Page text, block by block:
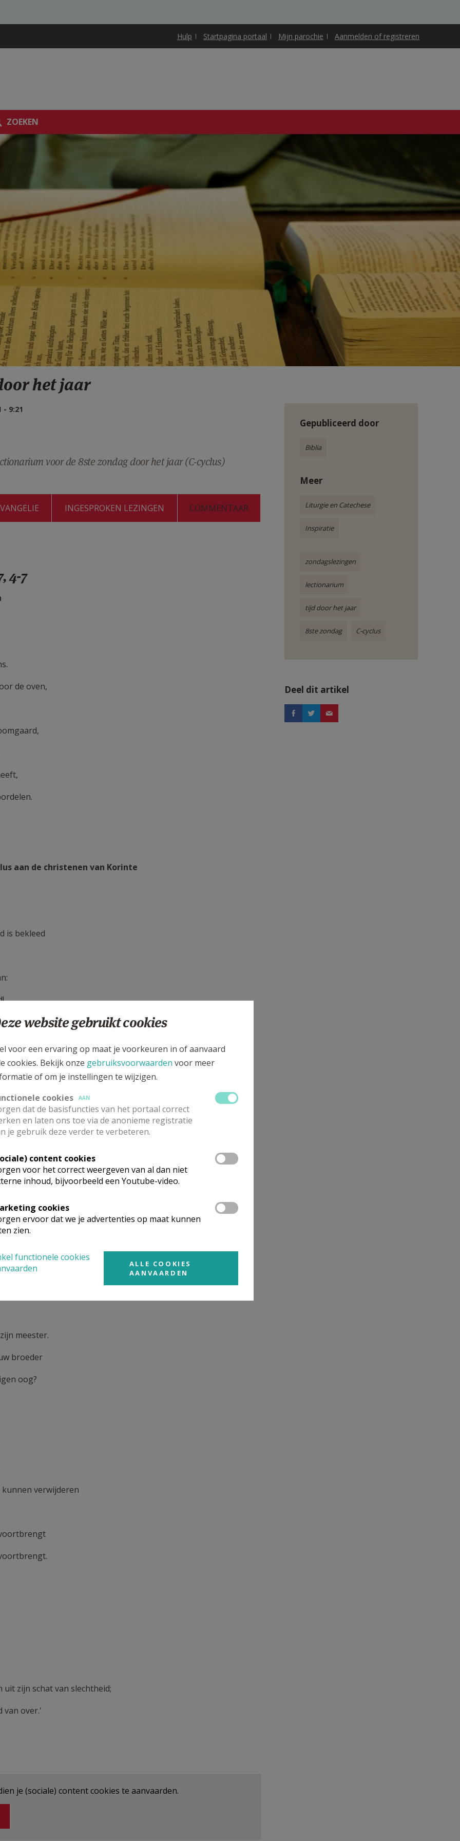
Hulp Startpagina portaal Mijn parochie Aanmelden of registreren
ZOEKEN
het jaar
- 9:21
voor de 8ste zondag door het jaar (C-cyclus)
INGESPROKEN LEZINGEN COMMENTAAR
4-7
de oven,
aan de christenen van Korinte
is bekleed
de zonde is de wet.
onze Heer Jezus Christus.
en onwankelbaar,
is.
volgens Lucas
voor:
meester.
broeder
oog?
verwijderen
zijn schat van slechtheid;
van over.'
je (sociale) content cookies te aanvaarden.
Gepubliceerd door
Biblia
Meer
Liturgie en Catechese
Inspiratie
zondagslezingen
lectionarium
tijd door het jaar
8ste zondag C-cyclus
Deel dit artikel
website gebruikt cookies
voor een ervaring op maat je voorkeuren in of aanvaard
cookies. Bekijk onze gebruiksvoorwaarden voor meer
of om je instellingen te wijzigen.
cookies
AAN
dat de basisfuncties van het portaal correct
en laten ons toe via de anonieme registratie
je gebruik deze verder te verbeteren.
content cookies
voor het correct weergeven van al dan niet
inhoud, bijvoorbeeld een Youtube-video.
cookies
ervoor dat we je advertenties op maat kunnen
zien.
functionele cookies
ALLE COOKIES
AANVAARDEN